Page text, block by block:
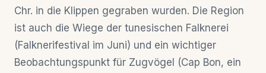
Chr. in die Klippen gegraben wurden. Die Region
ist auch die Wiege der tunesischen Falknerei
(Falknerifestival im Juni) und ein wichtiger
Beobachtungspunkt für Zugvögel (Cap Bon, ein